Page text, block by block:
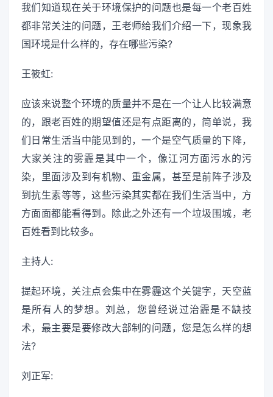
我们知道现在关于环境保护的问题也是每一个老百姓
都非常关注的问题，王老师给我们介绍一下，现象我
国环境是什么样的，存在哪些污染?
王筱虹:
应该来说整个环境的质量并不是在一个让人比较满意
的，跟老百姓的期望值还是有点距离的，简单说，我
们日常生活当中能见到的，一个是空气质量的下降，
大家关注的雾霾是其中一个，像江河方面污水的污
染，里面涉及到有机物、重金属，甚至是前阵子涉及
到抗生素等等，这些污染其实都在我们生活当中，方
方面面都能看得到。除此之外还有一个垃圾围城，老
百姓看到比较多。
主持人:
提起环境，关注点会集中在雾霾这个关键字，天空蓝
是所有人的梦想。刘总，您曾经说过治霾是不缺技
术，最主要是要修改大部制的问题，您是怎么样的想
法?
刘正军: